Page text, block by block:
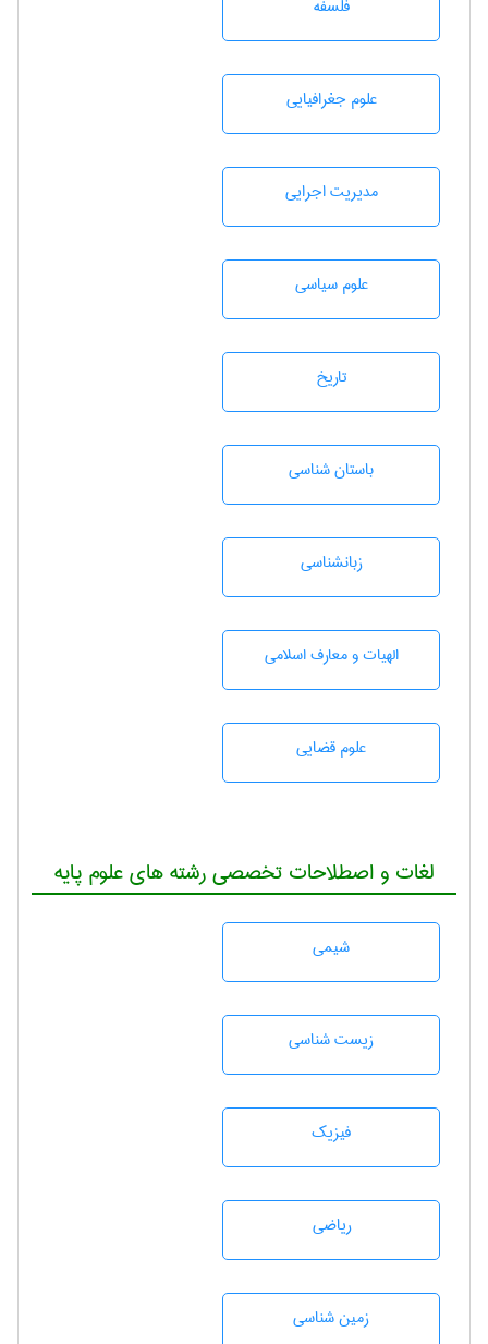
فلسفه
علوم جغرافيايی
مديريت اجرايی
علوم سياسی
تاريخ
باستان شناسی
زبانشناسی
الهیات و معارف اسلامی
علوم قضایی
لغات و اصطلاحات تخصصی رشته های علوم پایه
شيمی
زيست شناسی
فیزیک
رياضی
زمين شناسی